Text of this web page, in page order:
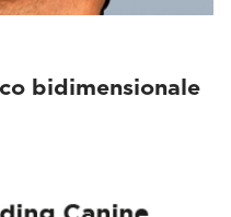
bidimensionale